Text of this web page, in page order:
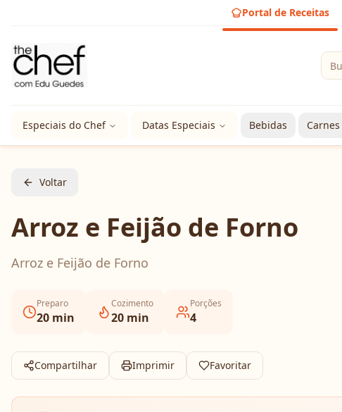
Portal de Receitas
Especiais do Chef Datas Especiais Bebidas Carnes
Voltar
Arroz e Feijão de Forno
Arroz e Feijão de Forno
Preparo
20 min
Cozimento
20 min
Porções
4
Compartilhar Imprimir Favoritar